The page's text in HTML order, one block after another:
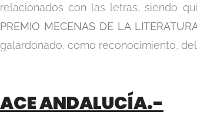
relacionados con las letras, siendo
PREMIO MECENAS DE LA
galardonado, como reconocimiento,
ACEANDALUCÍA.-